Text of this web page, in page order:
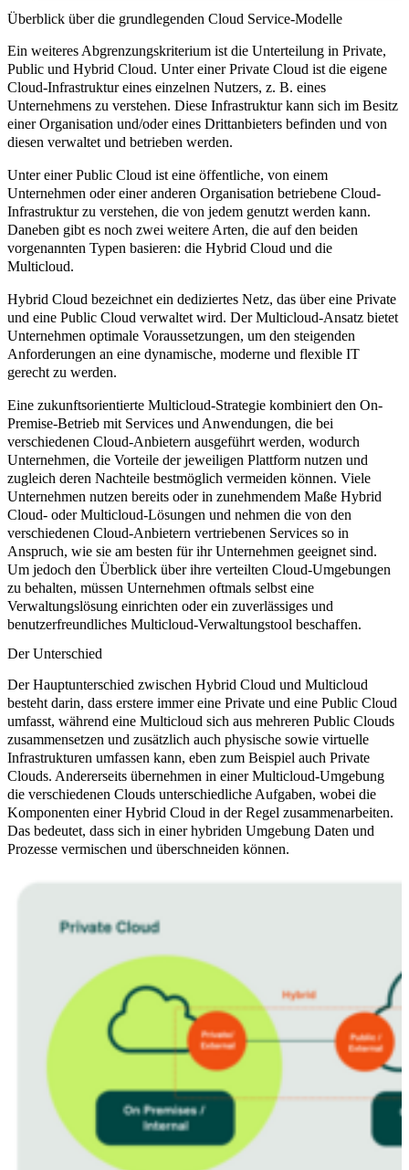
Überblick über die grundlegenden Cloud Service-Modelle
Ein weiteres Abgrenzungskriterium ist die Unterteilung in Private,
Public und Hybrid Cloud. Unter einerPrivate Cloud ist die eigene
Cloud-Infrastruktur eines einzelnen Nutzers, z. B. eines
Unternehmens zu verstehen. Diese Infrastruktur kann sich im Besitz
einer Organisation und/oder eines Drittanbieters befinden und von
diesen verwaltet und betrieben werden.
Unter einerPublic Cloud ist eine öffentliche, von einem
Unternehmen oder einer anderen Organisation betriebene Cloud-
Infrastruktur zu verstehen, die von jedem genutzt werden kann.
Daneben gibt es noch zwei weitere Arten, die auf den beiden
vorgenannten Typen basieren: die Hybrid Cloud und die
Multicloud.
Hybrid Cloud bezeichnet ein dediziertes Netz, das über eine Private
und eine Public Cloud verwaltet wird. DerMulticloud-Ansatz bietet
Unternehmen optimale Voraussetzungen, um den steigenden
Anforderungen an eine dynamische, moderne und flexible IT
gerecht zu werden.
Eine zukunftsorientierte Multicloud-Strategie kombiniert den On-
Premise-Betrieb mit Services und Anwendungen, die bei
verschiedenen Cloud-Anbietern ausgeführt werden, wodurch
Unternehmen, die Vorteile der jeweiligen Plattform nutzen und
zugleich deren Nachteile bestmöglich vermeiden können. Viele
Unternehmen nutzen bereits oder in zunehmendem Maße Hybrid
Cloud- oder Multicloud-Lösungen und nehmen die von den
verschiedenen Cloud-Anbietern vertriebenen Services so in
Anspruch, wie sie am besten für ihr Unternehmen geeignet sind.
Um jedoch den Überblick über ihre verteilten Cloud-Umgebungen
zu behalten, müssen Unternehmen oftmals selbst eine
Verwaltungslösung einrichten oder ein zuverlässiges und
benutzerfreundliches Multicloud-Verwaltungstool beschaffen.
Der Unterschied
Der Hauptunterschied zwischen Hybrid Cloud und Multicloud
besteht darin, dass erstere immer eine Private und eine Public Cloud
umfasst, während eine Multicloud sich aus mehreren Public Clouds
zusammensetzen und zusätzlich auch physische sowie virtuelle
Infrastrukturen umfassen kann, eben zum Beispiel auch Private
Clouds. Andererseits übernehmen in einer Multicloud-Umgebung
die verschiedenen Clouds unterschiedliche Aufgaben, wobei die
Komponenten einer Hybrid Cloud in der Regel zusammenarbeiten.
Das bedeutet, dass sich in einer hybriden Umgebung Daten und
Prozesse vermischen und überschneiden können.